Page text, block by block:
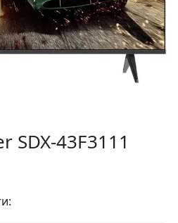
SDX-43F3111